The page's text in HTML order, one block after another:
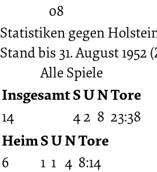
Statistiken gegen
Stand bis 31. August 1952
Alle Spiele
InsgesamtSUNTore
14 42 8 23:38
HeimSUNTore
6 1 1 4 8:14